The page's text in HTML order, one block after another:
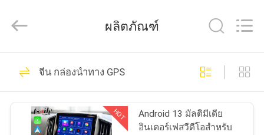
บ้าน
สินค้า
Automobile
Electron
Rights
กล่องนำทางรถยนต์
70
ผลิตภัณฑ์
จีน กล่องนำทาง GPS
HOT
Android 13 มัลติมีเดีย
อินเตอร์เฟสวีดีโอสําหรับ